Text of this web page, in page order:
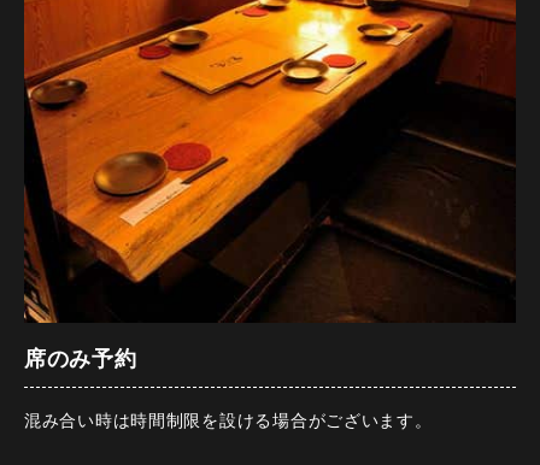
【開催期間】2026年9月1日～2026年9月30日
【来店時間】17時00分～25時00分
【予約期限】前日の23時までにご予約ください
※この内容は仕入れ状況等により変更になる場合がございま
す。
※他割引優待、施設利用券併用不可。（施設利用券ご利用の
お客様・コース金額8,000円）
※予約のキャンセルは必ず一週間前までにご連絡お願い致し
ます。
→150分）】
【 【コースにもう1品！】＋500円（お一人様）で「大エビ
フライ」追加！】と
あわせてご利用も！お得な限定プランとなっております！
【前菜】前菜2種盛り合わせ
【冷菜】 ベーコンときのこの和風サラダ
【鮮魚】 カツオの塩タタキ～たっぷり香味野菜～
【名物】牛すじで炊いた「八丁味噌おでん」3種盛り合わせ
【焼物】国産鶏もも肉の炭火焼き～さっぱり柚子おろし～
席のみ予約
混み合い時は時間制限を設ける場合がございます。